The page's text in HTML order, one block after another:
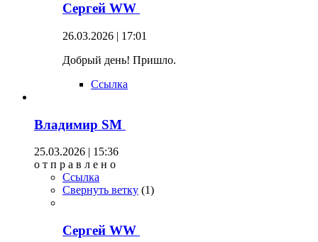
Сергей WW
26.03.2026 | 17:01
Добрый день! Пришло.
Ссылка
Владимир SM
25.03.2026 | 15:36
о т п р а в л е н о
Ссылка
Свернуть ветку (1)
Сергей WW